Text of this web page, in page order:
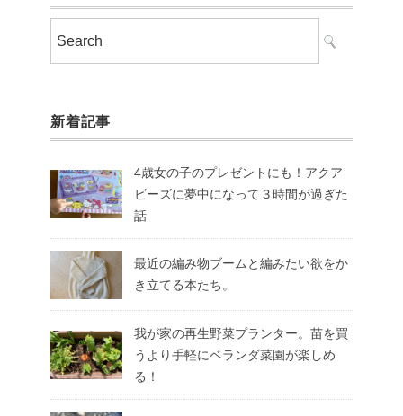
新着記事
4歳女の子のプレゼントにも！アクア
ビーズに夢中になって３時間が過ぎた
話
最近の編み物ブームと編みたい欲をか
き立てる本たち。
我が家の再生野菜プランター。苗を買
うより手軽にベランダ菜園が楽しめ
る！